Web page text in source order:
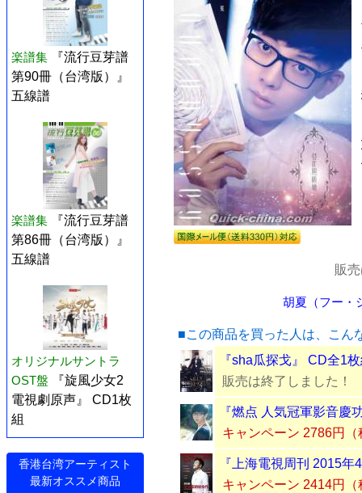
楽譜集
『流行豆芽譜
第90冊（台湾版）』
五線譜
楽譜集
『流行豆芽譜
第86冊（台湾版）』
五線譜
オリジナルサントラ
OST盤
『旋風少女2
電視劇原声』 CD1枚
組
香港台湾アーティスト
最新オススメ商品
販
胡夏（フー・
■この商品を買った人は、こん
『sha瓜探戈』 CD全1
販売は終了しました！
『燃点 人気冠軍影音慶
キャンペーン 2786円（
『上海電視周刊 2015年
キャンペーン 2414円